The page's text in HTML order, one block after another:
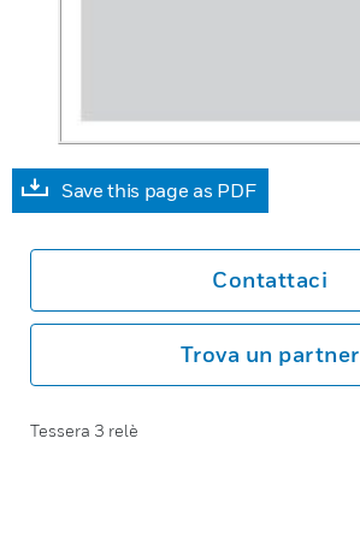
Save this page as PDF
Contattaci
Trova un partner
Tessera 3 relè